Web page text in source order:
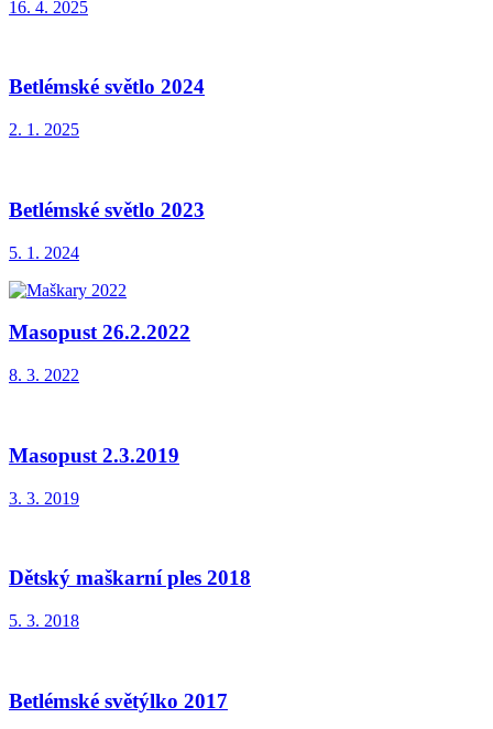
16. 4. 2025
Betlémské světlo 2024
2. 1. 2025
Betlémské světlo 2023
5. 1. 2024
Masopust 26.2.2022
8. 3. 2022
Masopust 2.3.2019
3. 3. 2019
Dětský maškarní ples 2018
5. 3. 2018
Betlémské světýlko 2017